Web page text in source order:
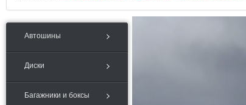
Автошины
Диски
Багажники и боксы